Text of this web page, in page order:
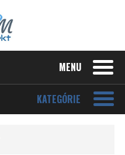
MENU
KATEGÓRIE